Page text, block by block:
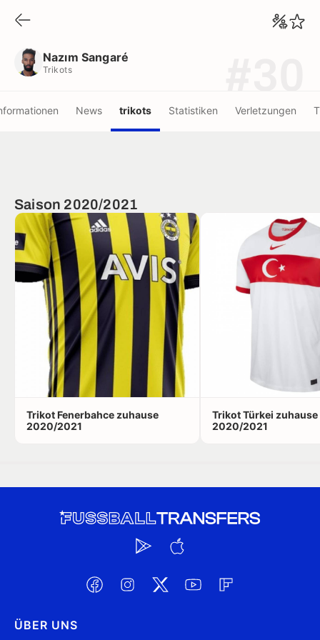
Nazım Sangaré
Trikots
News trikots Statistiken Verletzungen
Saison 2020/2021
Trikot Fenerbahce zuhause
2020/2021
Trikot Türkei zuhause
2020/2021
ÜBER UNS